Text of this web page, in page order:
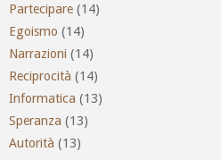
Partecipare (14)
Egoismo (14)
Narrazioni (14)
Reciprocità (14)
Informatica (13)
Speranza (13)
Autorità (13)